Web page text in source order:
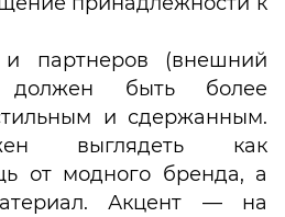
партнеров (внешний
быть более
и сдержанным.
выглядеть как
от модного бренда, а
Акцент — на